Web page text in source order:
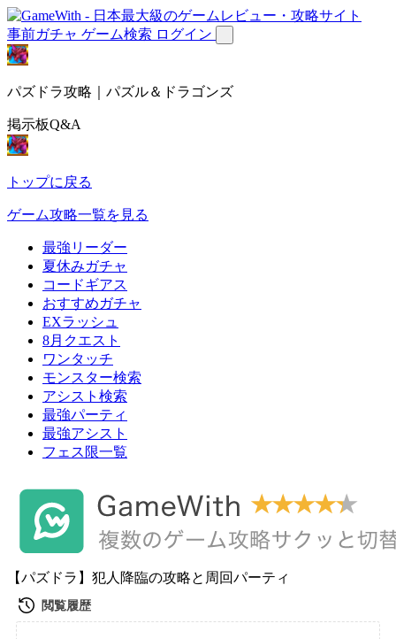
事前ガチャ ゲーム検索 ログイン
パズドラ攻略｜パズル＆ドラゴンズ
掲示板Q&A
トップに戻る
ゲーム攻略一覧を見る
最強リーダー
夏休みガチャ
コードギアス
おすすめガチャ
EXラッシュ
8月クエスト
ワンタッチ
モンスター検索
アシスト検索
最強パーティ
最強アシスト
フェス限一覧
【パズドラ】犯人降臨の攻略と周回パーティ